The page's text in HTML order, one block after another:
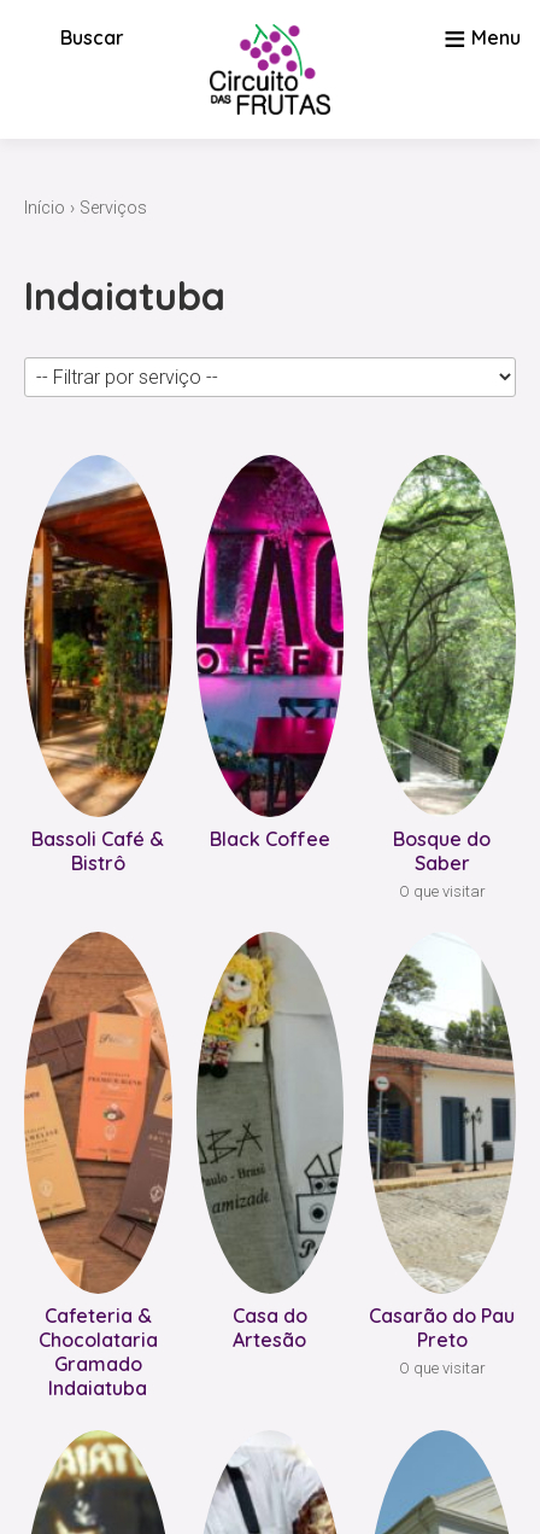
Buscar ≡ Menu
Início › Serviços
Indaiatuba
Bassoli Café &
Bistrô
Black Coffee
Bosque do
Saber
O que visitar
Cafeteria &
Chocolataria
Gramado
Indaiatuba
Casa do
Artesão
Casarão do Pau
Preto
O que visitar